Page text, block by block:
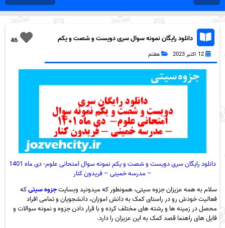
46
دانلود رایگان نمونه سوال سری دویست و شصت و یکم
علوم هفتم به همراه pdf
12 اکتبر 2023 هفتم
دانلود رایگان سری دویست و شصت و یکم نمونه سوال امتحانی علوم- دی ماه 1401
– مدرسه خمینی – فریدون کنار
سلام به همه عزیزان جزوه سیتی، همونطور که میدونید وبسایتجزوه سیتیکه
فعالیت خودش رو در راستای کمک به دانش اموزان، دانشجویان و تمامی افراد
محصل در زمینه ها و رشته های مختلف کرده و با قرار دادن جزوه و نمونه سوالات و
فایل های راهنما قصد کمک به این عزیزان را دارد.